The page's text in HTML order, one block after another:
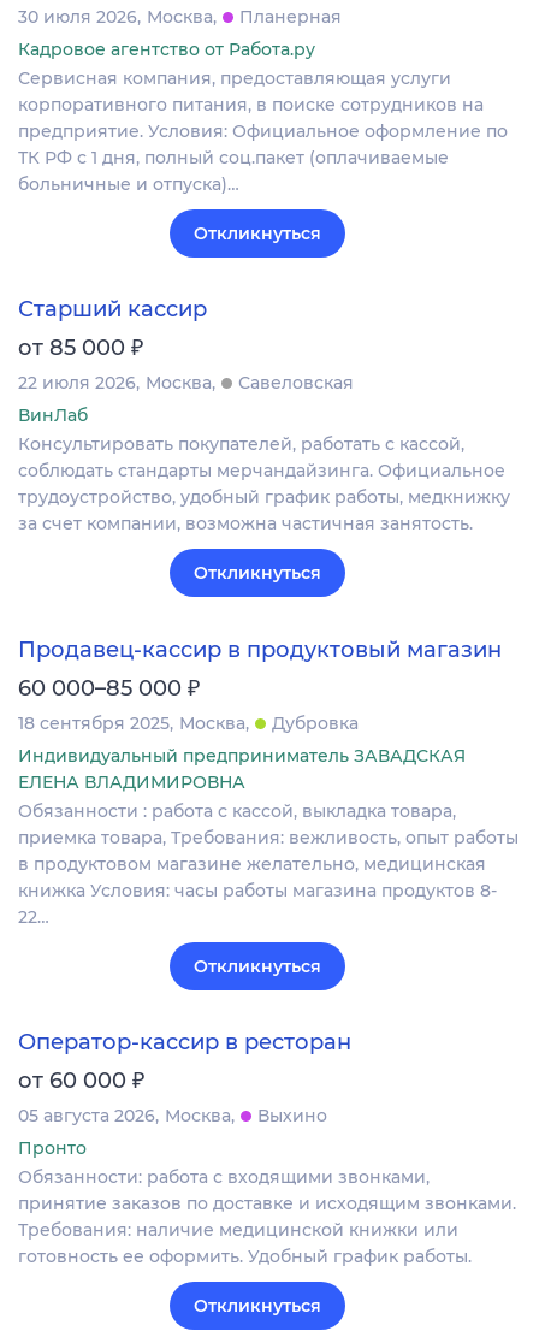
30 июля 2026 Москва
Планерная
Кадровое агентство от Работа.ру
Сервисная компания, предоставляющая услуги
корпоративного питания, в поиске сотрудников на
предприятие. Условия: Официальное оформление по
ТК РФ с 1 дня, полный соц.пакет (оплачиваемые
больничные и отпуска)…
Откликнуться
Старший кассир
от 85 000 ₽
22 июля 2026 Москва
Савеловская
ВинЛаб
Консультировать покупателей, работать с кассой,
соблюдать стандарты мерчандайзинга. Официальное
трудоустройство, удобный график работы, медкнижку
за счет компании, возможна частичная занятость.
Откликнуться
Продавец-кассир в продуктовый магазин
60 000–85 000 ₽
18 сентября 2025 Москва
Дубровка
Индивидуальный предприниматель ЗАВАДСКАЯ
ЕЛЕНА ВЛАДИМИРОВНА
Обязанности : работа с кассой, выкладка товара,
приемка товара, Требования: вежливость, опыт работы
в продуктовом магазине желательно, медицинская
книжка Условия: часы работы магазина продуктов 8-
22…
Откликнуться
Оператор-кассир в ресторан
от 60 000 ₽
05 августа 2026 Москва
Выхино
Пронто
Обязанности: работа с входящими звонками,
принятие заказов по доставке и исходящим звонками.
Требования: наличие медицинской книжки или
готовность ее оформить. Удобный график работы.
Откликнуться